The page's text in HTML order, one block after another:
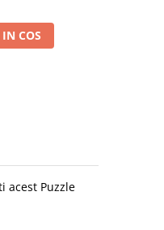
COS
acest Puzzle